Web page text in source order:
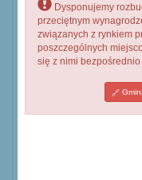
Dysponujemy
przeciętnym
związanych z rynkiem
poszczególnych
się z nimi